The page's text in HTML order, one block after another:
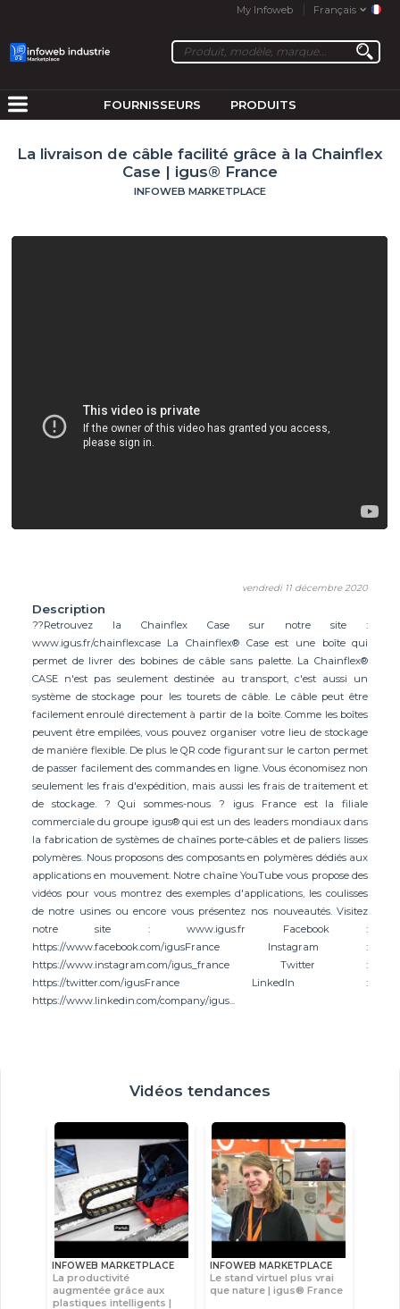
My Infoweb Français
FOURNISSEURS PRODUITS
La livraison de câble facilité grâce à la Chainflex
Case | igus® France
INFOWEB MARKETPLACE
vendredi 11 décembre 2020
Description
??Retrouvez la Chainflex Case sur notre site :
www.igus.fr/chainflexcase La Chainflex® Case est une boîte qui
permet de livrer des bobines de câble sans palette. La Chainflex®
CASE n'est pas seulement destinée au transport, c'est aussi un
système de stockage pour les tourets de câble. Le câble peut être
facilement enroulé directement à partir de la boîte. Comme les boîtes
peuvent être empilées, vous pouvez organiser votre lieu de stockage
de manière flexible. De plus le QR code figurant sur le carton permet
de passer facilement des commandes en ligne. Vous économisez non
seulement les frais d'expédition, mais aussi les frais de traitement et
de stockage. ? Qui sommes-nous ? igus France est la filiale
commerciale du groupe igus® qui est un des leaders mondiaux dans
la fabrication de systèmes de chaînes porte-câbles et de paliers lisses
polymères. Nous proposons des composants en polymères dédiés aux
applications en mouvement. Notre chaîne YouTube vous propose des
vidéos pour vous montrez des exemples d'applications, les coulisses
de notre usines ou encore vous présentez nos nouveautés. Visitez
notre site : www.igus.fr Facebook :
https://www.facebook.com/igusFrance Instagram :
https://www.instagram.com/igus_france Twitter :
https://twitter.com/igusFrance LinkedIn :
https://www.linkedin.com/company/igus...
Vidéos tendances
INFOWEB MARKETPLACE
La productivité
augmentée grâce aux
plastiques intelligents |
INFOWEB MARKETPLACE
Le stand virtuel plus vrai
que nature | igus® France